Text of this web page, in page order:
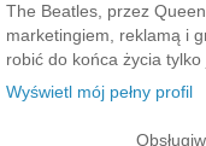
The Beatles, przez
marketingiem, reklamą i
robić do końca życia
Wyświetl mój pełny profil